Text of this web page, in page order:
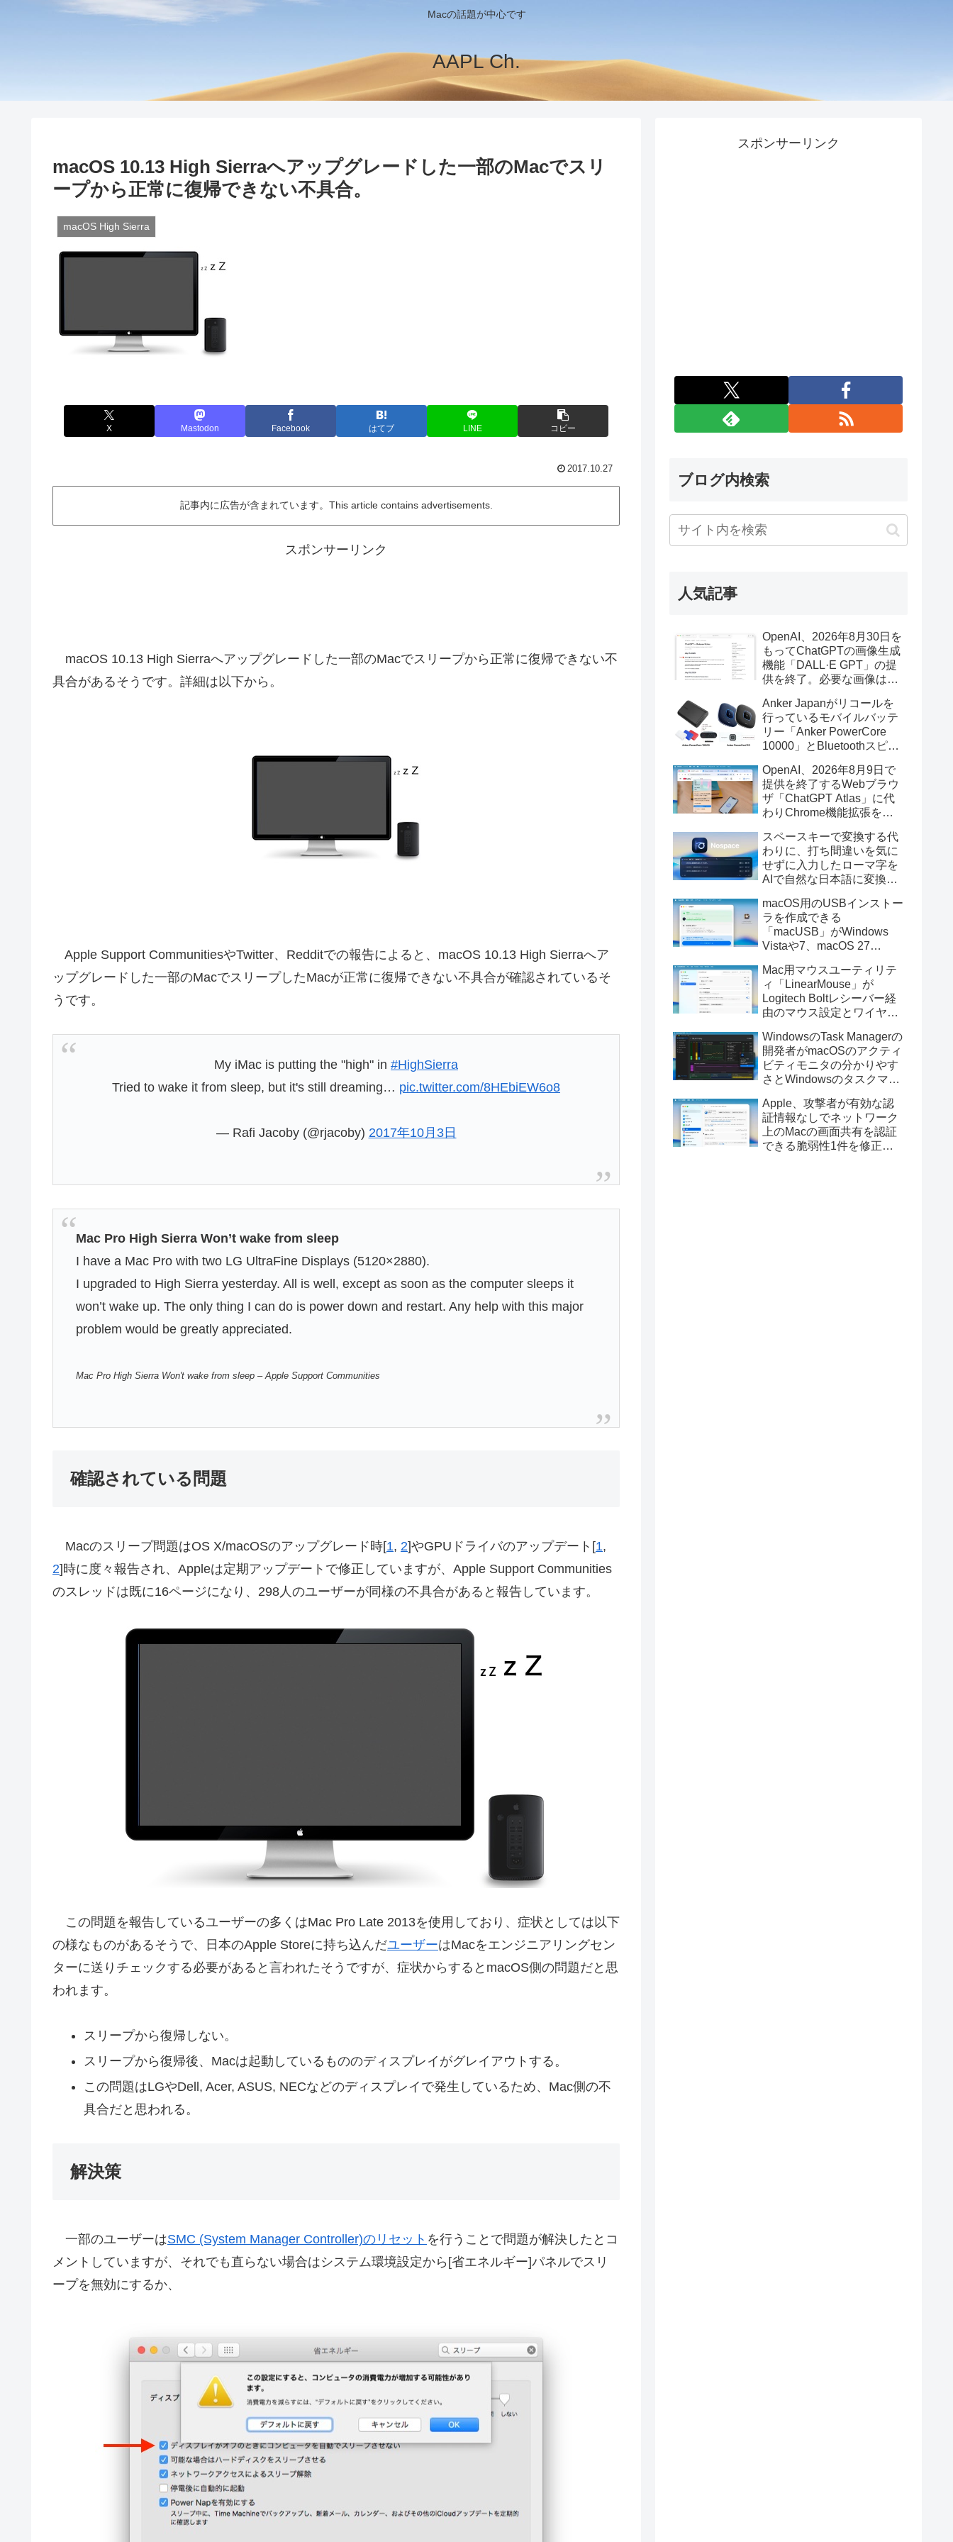
Macの話題が中心です
AAPL Ch.
macOS 10.13 High Sierraへアップグレードした一部のMacでスリ
ープから正常に復帰できない不具合。
macOS High Sierra
X Mastodon Facebook はてブ LINE コピー
2017.10.27
記事内に広告が含まれています。This article contains advertisements.
スポンサーリンク
macOS 10.13 High Sierraへアップグレードした一部のMacでスリープから正常に復帰できない不
具合があるそうです。詳細は以下から。
Apple Support CommunitiesやTwitter、Redditでの報告によると、macOS 10.13 High Sierraへア
ップグレードした一部のMacでスリープしたMacが正常に復帰できない不具合が確認されているそ
うです。
My iMac is putting the "high" in #HighSierra
Tried to wake it from sleep, but it's still dreaming… pic.twitter.com/8HEbiEW6o8
— Rafi Jacoby (@rjacoby) 2017年10月3日
Mac Pro High Sierra Won’t wake from sleep
I have a Mac Pro with two LG UltraFine Displays (5120×2880).
I upgraded to High Sierra yesterday. All is well, except as soon as the computer sleeps it
won’t wake up. The only thing I can do is power down and restart. Any help with this major
problem would be greatly appreciated.
Mac Pro High Sierra Won't wake from sleep – Apple Support Communities
確認されている問題
Macのスリープ問題はOS X/macOSのアップグレード時[1, 2]やGPUドライバのアップデート[1,
2]時に度々報告され、Appleは定期アップデートで修正していますが、Apple Support Communities
のスレッドは既に16ページになり、298人のユーザーが同様の不具合があると報告しています。
この問題を報告しているユーザーの多くはMac Pro Late 2013を使用しており、症状としては以下
の様なものがあるそうで、日本のApple Storeに持ち込んだユーザーはMacをエンジニアリングセン
ターに送りチェックする必要があると言われたそうですが、症状からするとmacOS側の問題だと思
われます。
スリープから復帰しない。
スリープから復帰後、Macは起動しているもののディスプレイがグレイアウトする。
この問題はLGやDell, Acer, ASUS, NECなどのディスプレイで発生しているため、Mac側の不
具合だと思われる。
解決策
一部のユーザーはSMC (System Manager Controller)のリセット を行うことで問題が解決したとコ
メントしていますが、それでも直らない場合はシステム環境設定から[省エネルギー]パネルでスリ
ープを無効にするか、
スポンサーリンク
ブログ内検索
人気記事
OpenAI、2026年8月30日を
もってChatGPTの画像生成
機能「DALL·E GPT」の提
供を終了。必要な画像は期
Anker Japanがリコールを
行っているモバイルバッテ
リー「Anker PowerCore
10000」とBluetoothスピー
辺を焼損する火災が6月に3
件発生していたそうなので
注意を。
OpenAI、2026年8月9日で
提供を終了するWebブラウ
ザ「ChatGPT Atlas」に代
わりChrome機能拡張をア
画の質問やAsk ChatGPT機
能を追加。
スペースキーで変換する代
わりに、打ち間違いを気に
せずに入力したローマ字を
AIで自然な日本語に変換し
力アプリ「Nospace」がリ
リース。
macOS用のUSBインストー
ラを作成できる
「macUSB」がWindows
Vistaや7、macOS 27
トーラの作成に対応。
Mac用マウスユーティリテ
ィ「LinearMouse」が
Logitech Boltレシーバー経
由のマウス設定とワイヤレ
ックボールに対応。
WindowsのTask Managerの
開発者がmacOSのアクティ
ビティモニタの分かりやす
さとWindowsのタスクマネ
Mac用システムモニタアプ
リ「Task Manager TMOG」
のBeta版を公開。
Apple、攻撃者が有効な認
証情報なしでネットワーク
上のMacの画面共有を認証
できる脆弱性1件を修正し